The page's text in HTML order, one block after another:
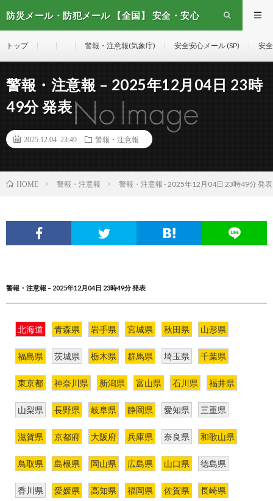
防災メール・防犯メール 【全国】 安全・安心
トップ 警報・注意報(気象庁) 安全安心メール (SP) 安
警報・注意報 – 2025年12月04日 23時
49分 発表
2025.12.04 23:49 警報・注意報
HOME 警報・注意報 警報・注意報 - 2025年12月04日 23時49分 発表
警報・注意報 – 2025年12月04日 23時49分 発表
北海道 青森県 岩手県 宮城県 秋田県 山形県
福島県 茨城県 栃木県 群馬県 埼玉県 千葉県
東京都 神奈川県 新潟県 富山県 石川県 福井県
山梨県 長野県 岐阜県 静岡県 愛知県 三重県
滋賀県 京都府 大阪府 兵庫県 奈良県 和歌山県
鳥取県 島根県 岡山県 広島県 山口県 徳島県
香川県 愛媛県 高知県 福岡県 佐賀県 長崎県